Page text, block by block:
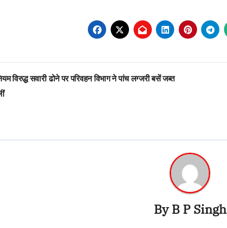
विरुद्ध सवारी ढोने पर परिवहन विभाग ने पांच लग्जरी बसें जब्त
ByB P Singh